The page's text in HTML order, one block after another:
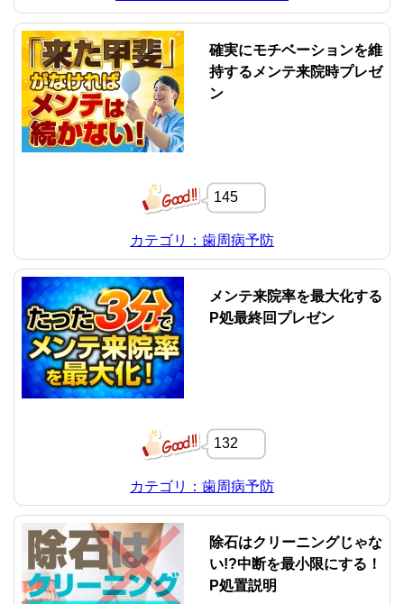
確実にモチベーションを維
持するメンテ来院時プレゼ
ン
145
カテゴリ：歯周病予防
メンテ来院率を最大化する
P処最終回プレゼン
132
カテゴリ：歯周病予防
除石はクリーニングじゃな
い!?中断を最小限にする！
P処置説明